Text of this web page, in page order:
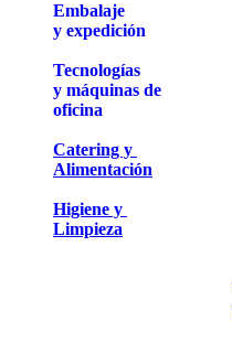
Embalaje
y expedición
Tecnologías
y máquinas de
oficina
Catering y
Alimentación
Higiene y
Limpieza